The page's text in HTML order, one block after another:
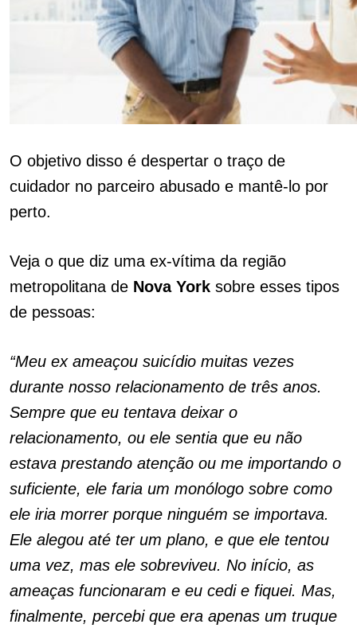
O objetivo disso é despertar o traço de
cuidador no parceiro abusado e mantê-lo por
perto.
Veja o que diz uma ex-vítima da região
metropolitana de Nova York sobre esses tipos
de pessoas:
“Meu ex ameaçou suicídio muitas vezes
durante nosso relacionamento de três anos.
Sempre que eu tentava deixar o
relacionamento, ou ele sentia que eu não
estava prestando atenção ou me importando o
suficiente, ele faria um monólogo sobre como
ele iria morrer porque ninguém se importava.
Ele alegou até ter um plano, e que ele tentou
uma vez, mas ele sobreviveu. No início, as
ameaças funcionaram e eu cedi e fiquei. Mas,
finalmente, percebi que era apenas um truque